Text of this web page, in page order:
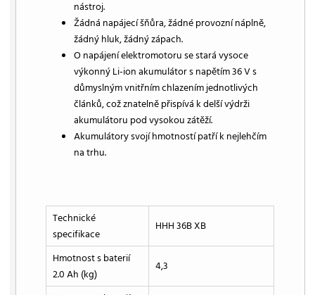
nástroj.
Žádná napájecí šňůra, žádné provozní náplně,
žádný hluk, žádný zápach.
O napájení elektromotoru se stará vysoce
výkonný Li-ion akumulátor s napětím 36 V s
důmyslným vnitřním chlazením jednotlivých
článků, což znatelně přispívá k delší výdrži
akumulátoru pod vysokou zátěží.
Akumulátory svojí hmotností patří k nejlehčím
na trhu.
Technické
specifikace
HHH 36B XB
Hmotnost s baterií
2.0 Ah (kg)
4,3